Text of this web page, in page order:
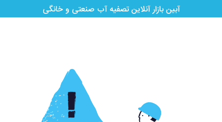
آبین بازار آنلاین تصفیه آب صنعتی و خانگی